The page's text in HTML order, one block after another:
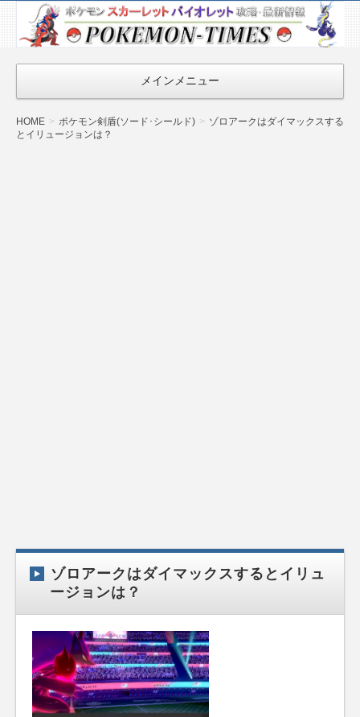
ポケモン最新
情報まとめ
『POKEMON-
TIMES』
メインメニュー
HOME ポケモン剣盾(ソード･シールド)
ゾロアークはダイマックスする
とイリュージョンは？
ゾロアークはダイマックスするとイリュ
ージョンは？